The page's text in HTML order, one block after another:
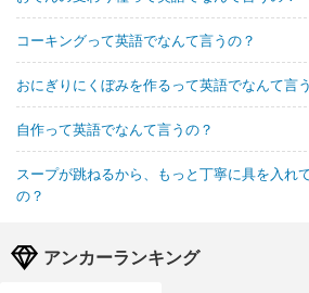
コーキングって英語でなんて言うの？
おにぎりにくぼみを作るって英語でなんて言
自作って英語でなんて言うの？
スープが跳ねるから、もっと丁寧に具を入れ
の？
アンカーランキング